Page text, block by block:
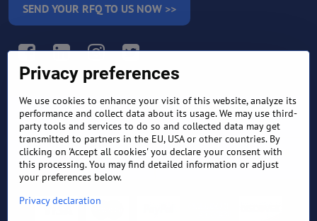
SEND YOUR RFQ TO US NOW >>
TERMS AND CONDITIONS
RETURN AND REFUND
POLICY
FREQUENTLY ASKED
QUESTIONS
EXPORT FINANCE & LETTER
OF CREDIT
Privacy preferences
We use cookies to enhance your visit of this website, analyze its
performance and collect data about its usage. We may use third-
party tools and services to do so and collected data may get
transmitted to partners in the EU, USA or other countries. By
clicking on 'Accept all cookies' you declare your consent with
this processing. You may find detailed information or adjust
your preferences below.
Privacy declaration